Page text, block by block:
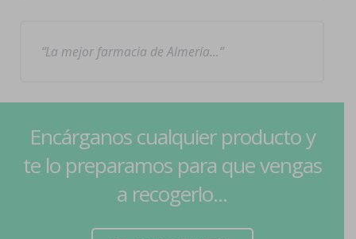
La mejor farmacia de Almería…
Encárganos cualquier producto y
te lo preparamos para que vengas
a recogerlo...